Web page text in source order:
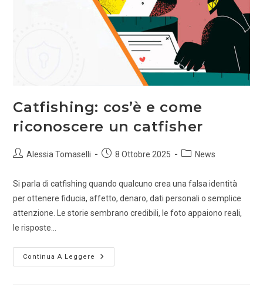
Catfishing: cos’è e come
riconoscere un catfisher
Alessia Tomaselli 8 Ottobre 2025 News
Si parla di catfishing quando qualcuno crea una falsa identità
per ottenere fiducia, affetto, denaro, dati personali o semplice
attenzione. Le storie sembrano credibili, le foto appaiono reali,
le risposte…
Continua A Leggere